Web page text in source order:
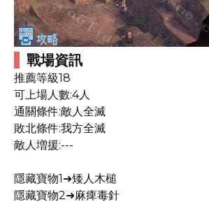
戰場資訊
推薦等級18
可上場人數:4人
通關條件:敵人全滅
敗北條件:我方全滅
敵人増援:---
隱藏寶物1➜矮人木槌
隱藏寶物2➜麻痺毒針